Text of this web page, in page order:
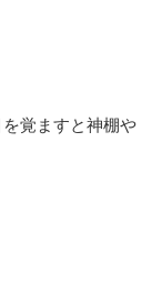
覚ますと神棚や